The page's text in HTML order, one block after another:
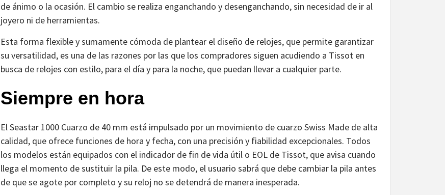
de ánimo o la ocasión. El cambio se realiza enganchando y desenganchando, sin necesidad de ir al
joyero ni de herramientas.
Esta forma flexible y sumamente cómoda de plantear el diseño de relojes, que permite garantizar
su versatilidad, es una de las razones por las que los compradores siguen acudiendo a Tissot en
busca de relojes con estilo, para el día y para la noche, que puedan llevar a cualquier parte.
Siempre en hora
El Seastar 1000 Cuarzo de 40 mm está impulsado por un movimiento de cuarzo Swiss Made de alta
calidad, que ofrece funciones de hora y fecha, con una precisión y fiabilidad excepcionales. Todos
los modelos están equipados con el indicador de fin de vida útil o EOL de Tissot, que avisa cuando
llega el momento de sustituir la pila. De este modo, el usuario sabrá que debe cambiar la pila antes
de que se agote por completo y su reloj no se detendrá de manera inesperada.